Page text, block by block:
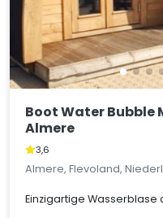
Boot Water Bubble
Almere
3,6
Almere, Flevoland,
Einzigartige Wasserblase